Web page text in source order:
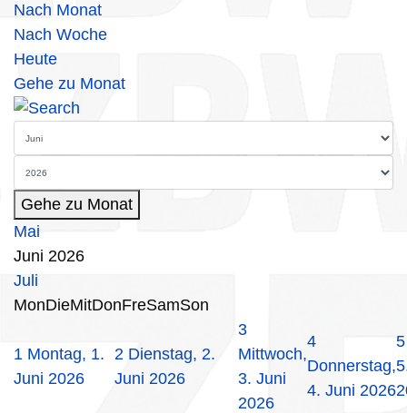
Nach Monat
Nach Woche
Heute
Gehe zu Monat
Gehe zu Monat
Mai
Juni 2026
Juli
MonDieMitDonFreSamSon
1 Montag, 1.
Juni 2026
2 Dienstag, 2.
Juni 2026
3
Mittwoch,
3. Juni
2026
4
Donnerstag,
4. Juni 2026
5